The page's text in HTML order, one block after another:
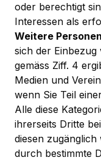
oder berechtigt
Interessen als
Weitere Personen
sich der
gemäss Ziff. 4
Medien und
wenn Sie Teil
Alle diese
ihrerseits Dritte
diesen
durch bestimmte